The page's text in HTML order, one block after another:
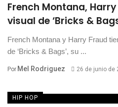
French Montana,
visual de ‘Bricks &
French Montana y Harry Fraud
de ‘Bricks & Bags’, su ...
Por Mel Rodriguez 26 de junio de
HIP HOP